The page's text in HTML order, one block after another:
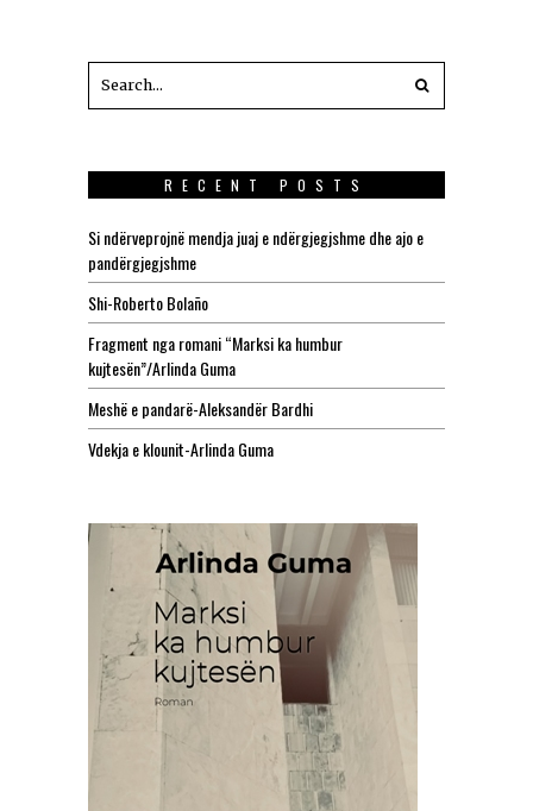
RECENT POSTS
Si ndërveprojnë mendja juaj e ndërgjegjshme dhe ajo e
pandërgjegjshme
Shi-Roberto Bolaño
Fragment nga romani “Marksi ka humbur
kujtesën”/Arlinda Guma
Meshë e pandarë-Aleksandër Bardhi
Vdekja e klounit-Arlinda Guma